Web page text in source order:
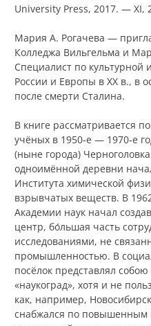
University Press, 2017. — XI,
Мария А. Рогачева —
Колледжа Вильгельма и
Специалист по культурной
России и Европы в XX в., в
после смерти Сталина.
В книге рассматривается
учёных в 1950‑е — 1970‑е
(ныне города)
одноимённой деревни
Института химической
взрывчатых веществ. В
Академии наук начал
центр, бо́льшая часть
исследованиями, не
промышленностью. В
посёлок представлял
«наукоград», хотя и не
как, например,
снабжался по повышенным